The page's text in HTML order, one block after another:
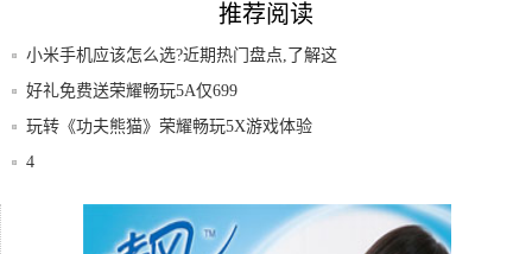
推荐阅读
小米手机应该怎么选?近期热门盘点,了解这
四款
好礼免费送荣耀畅玩5A仅699
玩转《功夫熊猫》荣耀畅玩5X游戏体验
4
安全性能更进一步荣耀畅玩5X指纹评测